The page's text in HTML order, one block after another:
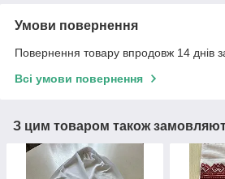
Умови повернення
Повернення товару впродовж 14 днів
Всі умови повернення
З цим товаром також